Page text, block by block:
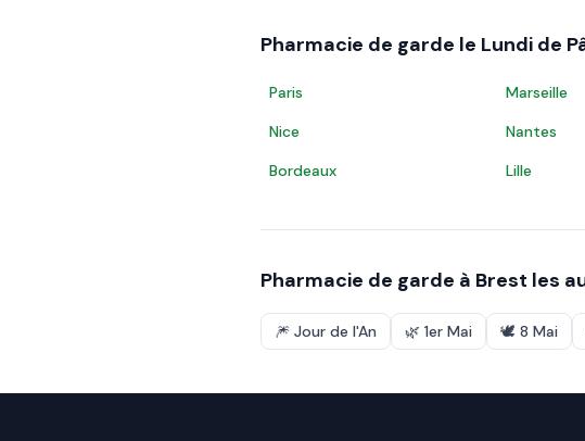
Pharmacie de garde le Lundi de
Paris Marseille
Nice
Nantes
Bordeaux
Lille
Pharmacie de garde à Brest les
🎆 Jour de l'An 🌿 1er Mai 🕊️ 8 Mai